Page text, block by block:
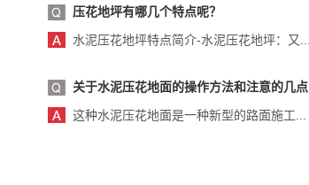
压花地坪有哪几个特点呢？
水泥压花地坪特点简介-水泥压花地坪：又...
关于水泥压花地面的操作方法和注意的几点
这种水泥压花地面是一种新型的路面施工...